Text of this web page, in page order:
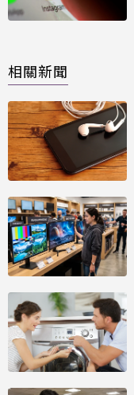
相關新聞